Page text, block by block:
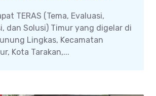
TERAS (Tema, Evaluasi,
dan Solusi) Timur yang digelar di
Lingkas, Kecamatan
Kota Tarakan,...